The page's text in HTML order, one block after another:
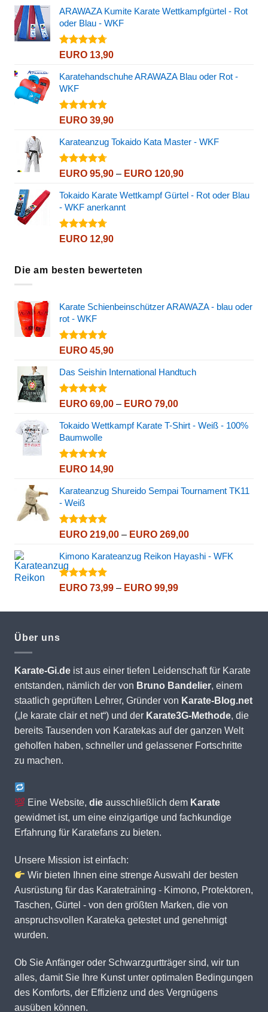
von 5
bis
ARAWAZA Kumite Karate Wettkampfgürtel - Rot
oder Blau - WKF
Bewertet
von 5
EURO13,90
Karatehandschuhe ARAWAZA Blau oder Rot -
WKF
Bewertet
von 5
EURO39,90
Karateanzug Tokaido Kata Master - WKF
Bewertet
von 5
EURO95,90 – EURO120,90Preisspanne:
bis
Tokaido Karate Wettkampf Gürtel - Rot oder Blau
- WKF anerkannt
Bewertet
EURO12,90
Die am besten bewerteten
Karate Schienbeinschützer ARAWAZA - blau oder
rot - WKF
Bewertet
von 5
EURO45,90
Das Seishin International Handtuch
Bewertet
von 5
EURO69,00 – EURO79,00Preisspanne:
bis
Tokaido Wettkampf Karate T-Shirt - Weiß - 100%
Baumwolle
Bewertet
von 5
EURO14,90
Karateanzug Shureido Sempai Tournament TK11
- Weiß
Bewertet
von 5
EURO219,00 – EURO269,00Preisspanne:
bis
Kimono Karateanzug Reikon Hayashi - WFK
Bewertet
EURO73,99 – EURO99,99Preisspanne:
bis
Über uns
Karate-Gi.deist aus einer tiefen Leidenschaft für Karate
entstanden, nämlich der von Bruno Bandelier, einem
staatlich geprüften Lehrer, Gründer von Karate-Blog.net
(„le karate clair et net“) und der Karate3G-Methode, die
bereits Tausenden von Karatekas auf der ganzen Welt
geholfen haben, schneller und gelassener Fortschritte
zu machen.
Eine Website,die ausschließlich dem Karate
gewidmet ist, um eine einzigartige und fachkundige
Erfahrung für Karatefans zu bieten.
Unsere Mission ist einfach:
Wir bieten Ihnen eine strenge Auswahl der besten
Ausrüstung für das Karatetraining - Kimono, Protektoren,
Taschen, Gürtel - von den größten Marken, die von
anspruchsvollen Karateka getestet und genehmigt
wurden.
Ob Sie Anfänger oder Schwarzgurtträger sind, wir tun
alles, damit Sie Ihre Kunst unter optimalen Bedingungen
des Komforts, der Effizienz und des Vergnügens
ausüben können.